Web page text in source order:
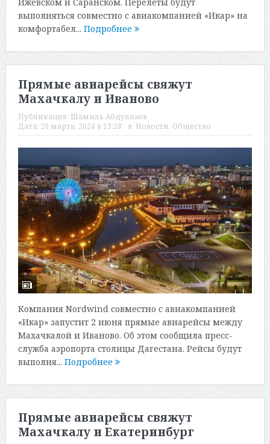
выполняться совместно с авиакомпанией «Икар» на
комфортабел... Подробнее
Прямые авиарейсы свяжут
Махачкалу и Иваново
Публикация: Шамиль Абдуллаев
Дата: 20 марта, 2024 в 13:28 в: Новости, Общество
Компания Nordwind совместно с авиакомпанией
«Икар» запустит 2 июня прямые авиарейсы между
Махачкалой и Иваново. Об этом сообщила пресс-
служба аэропорта столицы Дагестана. Рейсы будут
выполня... Подробнее
Прямые авиарейсы свяжут
Махачкалу и Екатеринбург